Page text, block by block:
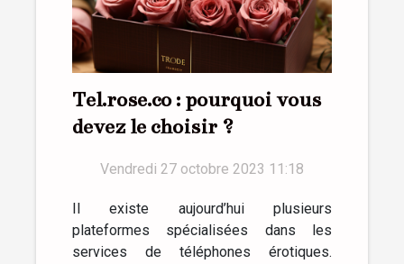
Tel.rose.co : pourquoi vous
devez le choisir ?
Vendredi 27 octobre 2023 11:18
Il existe aujourd’hui plusieurs
plateformes spécialisées dans les
services de téléphones érotiques.